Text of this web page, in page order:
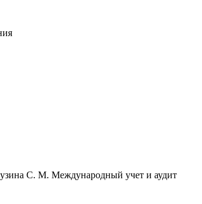
С. М. Международный учет и аудит